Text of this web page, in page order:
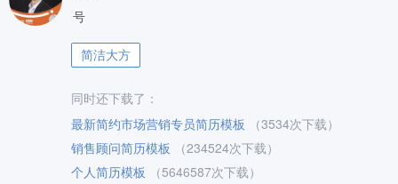
号
简洁大方
同时还下载了：
最新简约市场营销专员简历模板
（3534次下载）
销售顾问简历模板
（234524次下载）
个人简历模板
（5646587次下载）